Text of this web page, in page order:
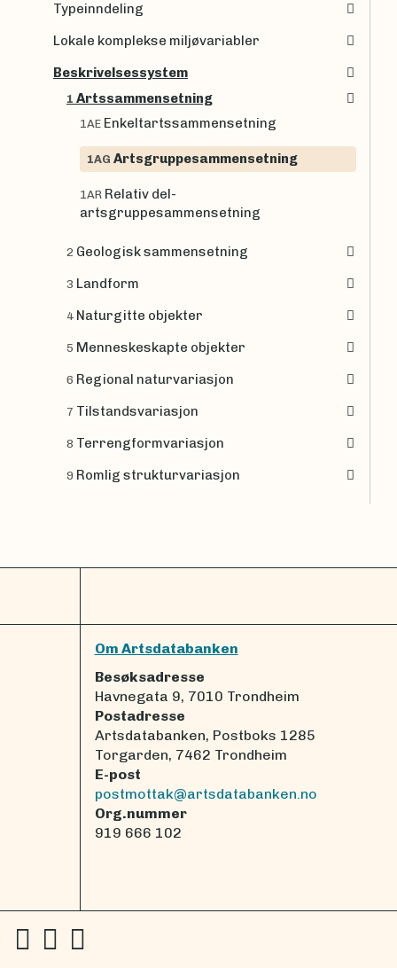
Typeinndeling
Lokale komplekse miljøvariabler
Beskrivelsessystem
1 Artssammensetning
1AE Enkeltartssammensetning
1AG Artsgruppesammensetning
1AR Relativ del-
artsgruppesammensetning
2 Geologisk sammensetning
3 Landform
4 Naturgitte objekter
5 Menneskeskapte objekter
6 Regional naturvariasjon
7 Tilstandsvariasjon
8 Terrengformvariasjon
9 Romlig strukturvariasjon
Om Artsdatabanken
Besøksadresse
Havnegata 9, 7010 Trondheim
Postadresse
Artsdatabanken, Postboks 1285
Torgarden, 7462 Trondheim
E-post
postmottak@artsdatabanken.no
Org.nummer
919 666 102